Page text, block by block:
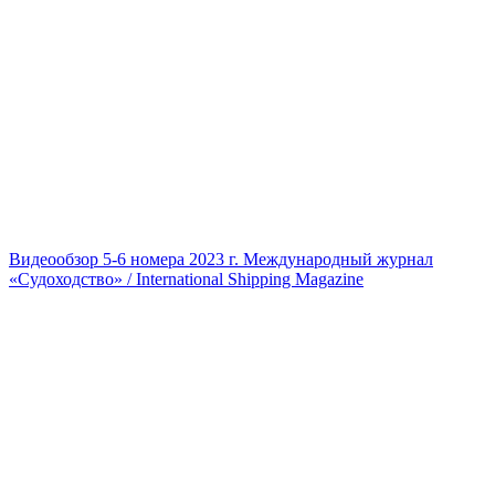
Видеообзор 5-6 номера 2023 г. Международный журнал
«Судоходство» / International Shipping Magazine